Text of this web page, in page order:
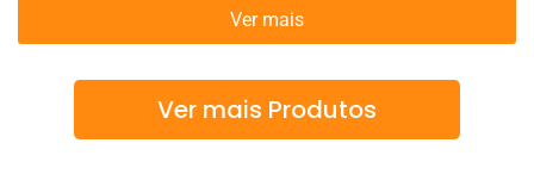
Ver mais
Ver mais Produtos